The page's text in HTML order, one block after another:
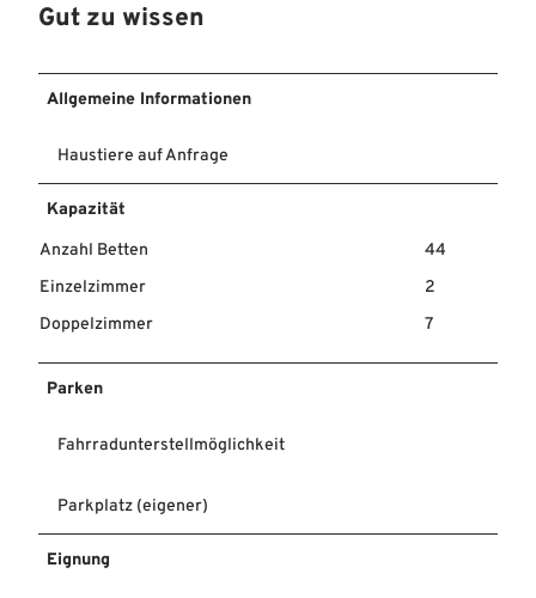
Gut zu wissen
Allgemeine Informationen
Haustiere auf Anfrage
Kapazität
Anzahl Betten
44
Einzelzimmer
2
Doppelzimmer
7
Parken
Fahrradunterstellmöglichkeit
Parkplatz (eigener)
Eignung